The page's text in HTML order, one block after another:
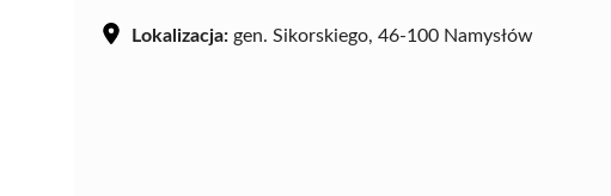
Lokalizacja: gen. Sikorskiego, 46-100 Namysłów